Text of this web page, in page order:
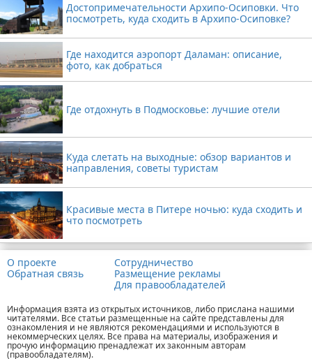
Достопримечательности Архипо-Осиповки. Что
посмотреть, куда сходить в Архипо-Осиповке?
Где находится аэропорт Даламан: описание,
фото, как добраться
Где отдохнуть в Подмосковье: лучшие отели
Куда слетать на выходные: обзор вариантов и
направления, советы туристам
Красивые места в Питере ночью: куда сходить и
что посмотреть
О проекте
Обратная связь
Сотрудничество
Размещение рекламы
Для правообладателей
Информация взята из открытых источников, либо прислана нашими
читателями. Все статьи размещенные на сайте представлены для
ознакомления и не являются рекомендациями и используются в
некоммерческих целях. Все права на материалы, изображения и
прочую информацию пренадлежат их законным авторам
(правообладателям).